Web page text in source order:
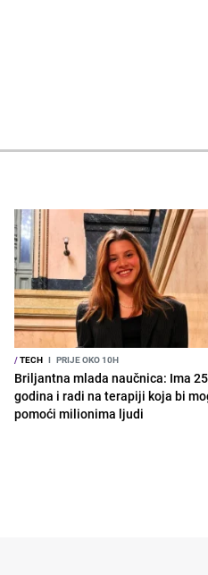
/TECH I PRIJE OKO 10H
Briljantna mlada naučnica: Ima 25
godina i radi na terapiji koja bi
pomoći milionima ljudi